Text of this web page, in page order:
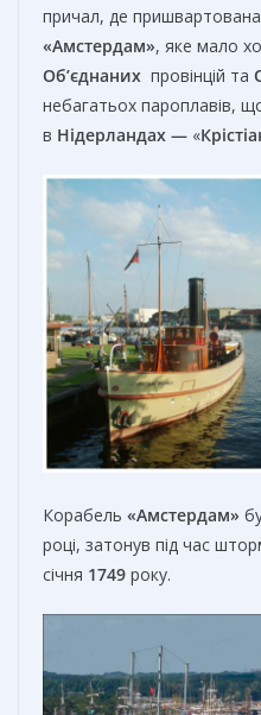
причал, де пришвартована
«Амстердам», яке мало
Об’єднаних провінцій та
небагатьох пароплавів,
в Нідерландах — «
Корабель «Амстердам»
році, затонув під час
січня 1749 року.